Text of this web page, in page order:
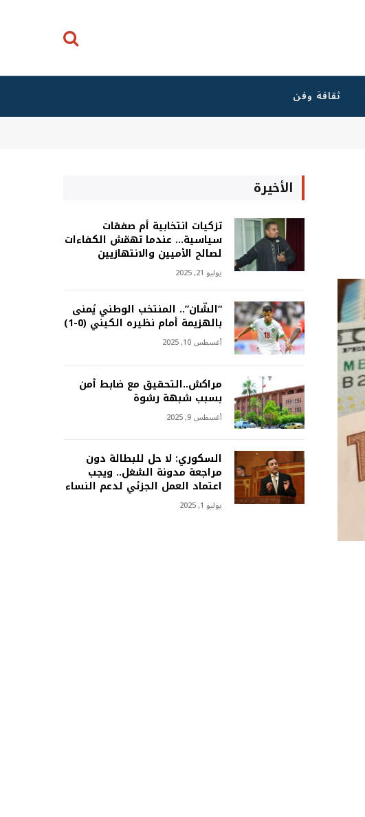
ثقافة وفن
الأخيرة
تزكيات انتخابية أم صفقات
سياسية… عندما تهمّش الكفاءات
لصالح الأميين والانتهازيين
يوليو 21, 2025
“الشّان”.. المنتخب الوطني يُمنى
بالهزيمة أمام نظيره الكيني (0-1)
أغسطس 10, 2025
مراكش..التحقيق مع ضابط أمن
بسبب شبهة رشوة
أغسطس 9, 2025
السكوري: لا حل للبطالة دون
مراجعة مدونة الشغل.. ويجب
اعتماد العمل الجزئي لدعم النساء
يوليو 1, 2025